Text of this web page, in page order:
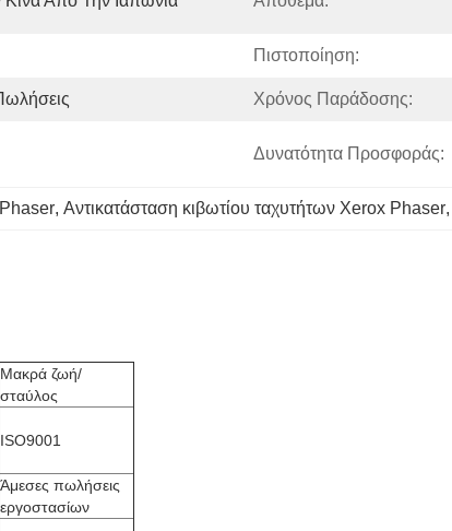
Πιστοποίηση:
Χρόνος Παράδοσης:
Δυνατότητα Προσφοράς:
, Αντικατάσταση κιβωτίου ταχυτήτων Xerox Phaser,
Μακρά ζωή/
σταύλος
ISO9001
Άμεσες πωλήσεις
εργοστασίων